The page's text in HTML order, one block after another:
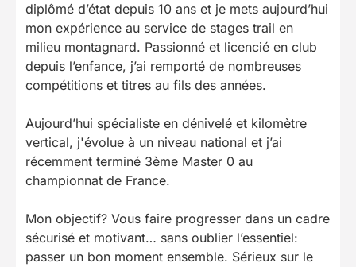
diplômé d’état depuis 10 ans et je mets aujourd’hui
mon expérience au service de stages trail en
milieu montagnard. Passionné et licencié en club
depuis l’enfance, j’ai remporté de nombreuses
compétitions et titres au fils des années.
Aujourd’hui spécialiste en dénivelé et kilomètre
vertical, j'évolue à un niveau national et j’ai
récemment terminé 3ème Master 0 au
championnat de France.
Mon objectif? Vous faire progresser dans un cadre
sécurisé et motivant… sans oublier l’essentiel:
passer un bon moment ensemble. Sérieux sur le